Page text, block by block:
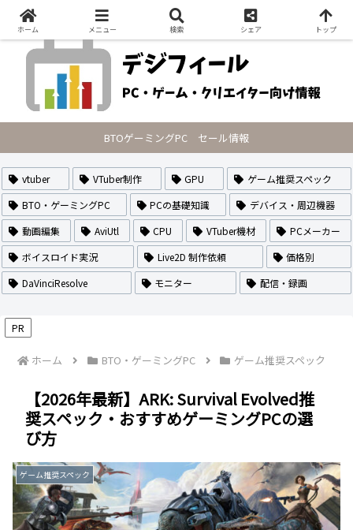
PCの最新セール情報・VTuberのなり方や作り方・配信方法を紹介
BTOゲーミングPC セール情報
vtuber VTuber制作 GPU
ゲーム推奨スペック
BTO・ゲーミングPC
PCの基礎知識
デバイス・周辺機器
動画編集
AviUtl CPU VTuber機材
PCメーカー
ボイスロイド実況
Live2D 制作依頼
価格別
DaVinciResolve
モニター 配信・録画
PR
ホーム BTO・ゲーミングPC ゲーム推奨スペック
【2026年最新】ARK: Survival Evolved推
奨スペック・おすすめゲーミングPCの選
び方
ゲーム推奨スペック
ホーム メニュー 検索 シェア トップ